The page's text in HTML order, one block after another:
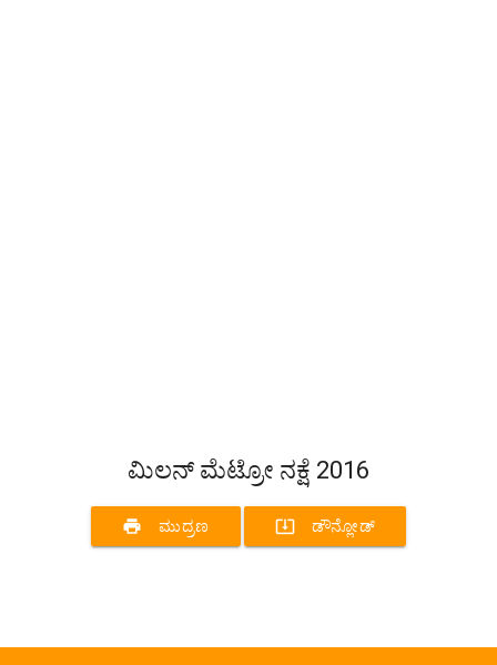
ಮಿಲನ್ ಮೆಟ್ರೋ ನಕ್ಷೆ 2016
print ಮುದ್ರಣ system_update_alt ಡೌನ್ಲೋಡ್